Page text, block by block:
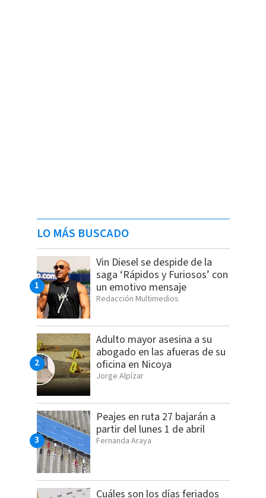
LO MÁS BUSCADO
Vin Diesel se despide de la
saga ‘Rápidos y Furiosos’ con
un emotivo mensaje
Redacción Multimedios
Adulto mayor asesina a su
abogado en las afueras de su
oficina en Nicoya
Jorge Alpízar
Peajes en ruta 27 bajarán a
partir del lunes 1 de abril
Fernanda Araya
Cuáles son los días feriados